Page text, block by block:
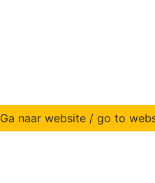
Ga naar website / go to